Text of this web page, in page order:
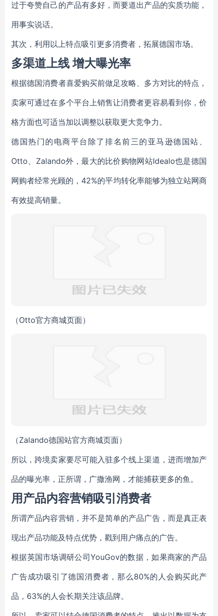
过于夸赞自己的产品有多好，而要道出产品的实质功能，
用事实说话。
其次，利用以上特点吸引更多消费者，拓展德国市场。
多渠道上线 增大曝光率
根据德国消费者喜爱购买前做足攻略、多方对比的特点，
卖家可通过在多个平台上销售让消费者更容易看到你，价
格方面也可适当加以调整以获取更大竞争力。
德国热门的电商平台除了排名前三的亚马逊德国站、
Otto、Zalando外，最大的比价购物网站Idealo也是德国
网购者经常光顾的，42%的平均转化率能够为独立站网商
有效提高销量。
（Otto官方商城页面）
（Zalando德国站官方商城页面）
所以，跨境卖家要尽可能入驻多个线上渠道，进而增加产
品的曝光率，正所谓，广撒渔网，才能捕获更多的鱼。
用产品内容营销吸引消费者
所谓产品内容营销，并不是简单的产品广告，而是真正表
现出产品功能及特点优势，戳到用户痛点的广告。
根据英国市场调研公司YouGov的数据，如果商家的产品
广告成功吸引了德国消费者，那么80%的人会购买此产
品，63%的人会长期关注该品牌。